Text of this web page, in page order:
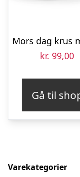
kr. 99,00
Gå til
Varekategorier